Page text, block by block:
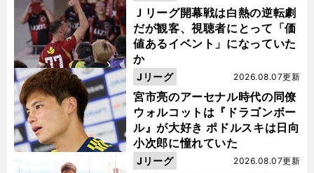
Ｊリーグ開幕戦は白熱の逆転劇
だが観客、視聴者にとって「価
値あるイベント」になっていた
か
宮市亮のアーセナル時代の同僚
ウォルコットは『ドラゴンボー
ル』が大好き ポドルスキは日向
小次郎に憧れていた
2026.08.07更新
Jリーグ
2026.08.07更新
Jリーグ